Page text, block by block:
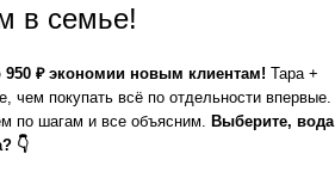
в семье!
₽ экономии новым клиентам! Тара +
чем покупать всё по отдельности впервые.
по шагам и все объясним.
Выберите, вода
👇